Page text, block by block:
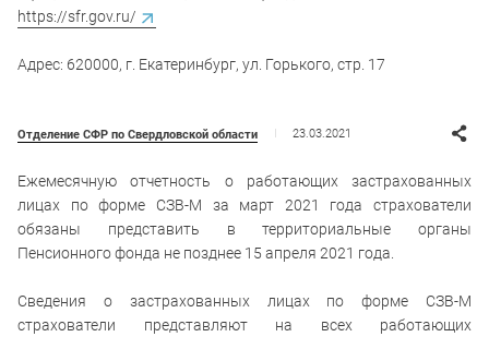
https://sfr.gov.ru/
Адрес: 620000, г. Екатеринбург, ул. Горького, стр. 17
Отделение СФР по Свердловской области 23.03.2021
Ежемесячную отчетность о работающих застрахованных
лицах по форме СЗВ-М за март 2021 года страхователи
обязаны представить в территориальные органы
Пенсионного фонда не позднее 15 апреля 2021 года.
Сведения о застрахованных лицах по форме СЗВ-М
страхователи представляют на всех работающих